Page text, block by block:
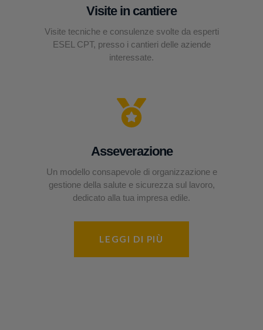
Visite in cantiere
Visite tecniche e consulenze svolte da esperti
ESEL CPT, presso i cantieri delle aziende
interessate.
Asseverazione
Un modello consapevole di organizzazione e
gestione della salute e sicurezza sul lavoro,
dedicato alla tua impresa edile.
LEGGI DI PIÙ